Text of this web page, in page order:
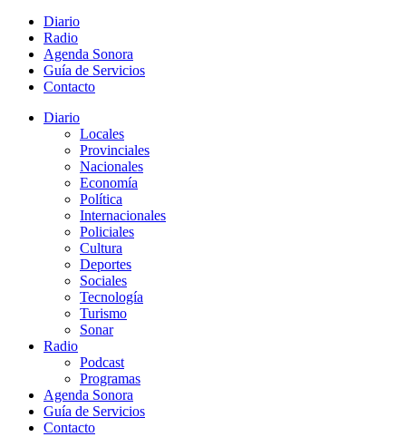
Diario
Radio
Agenda Sonora
Guía de Servicios
Contacto
Diario
Locales
Provinciales
Nacionales
Economía
Política
Internacionales
Policiales
Cultura
Deportes
Sociales
Tecnología
Turismo
Sonar
Radio
Podcast
Programas
Agenda Sonora
Guía de Servicios
Contacto